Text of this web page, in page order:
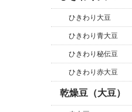
ひきわり大豆
ひきわり青大豆
ひきわり秘伝豆
ひきわり赤大豆
乾燥豆（大豆）